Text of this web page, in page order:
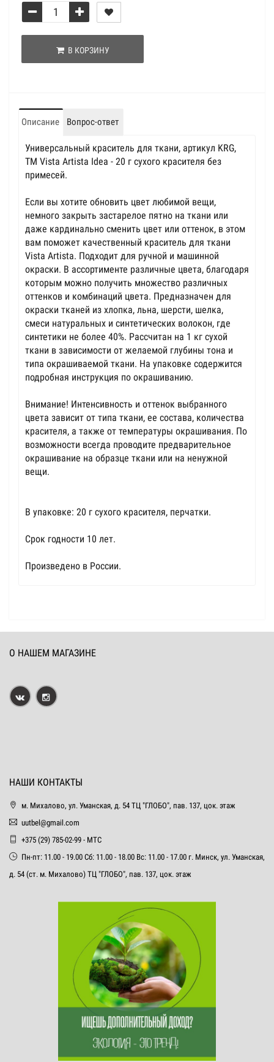
В КОРЗИНУ
Описание Вопрос-ответ
Универсальный краситель для ткани, артикул KRG,
TM Vista Artista Idea - 20 г сухого красителя без
примесей.
Если вы хотите обновить цвет любимой вещи,
немного закрыть застарелое пятно на ткани или
даже кардинально сменить цвет или оттенок, в этом
вам поможет качественный краситель для ткани
Vista Artista. Подходит для ручной и машинной
окраски. В ассортименте различные цвета, благодаря
которым можно получить множество различных
оттенков и комбинаций цвета. Предназначен для
окраски тканей из хлопка, льна, шерсти, шелка,
смеси натуральных и синтетических волокон, где
синтетики не более 40%. Рассчитан на 1 кг сухой
ткани в зависимости от желаемой глубины тона и
типа окрашиваемой ткани. На упаковке содержится
подробная инструкция по окрашиванию.
Внимание! Интенсивность и оттенок выбранного
цвета зависит от типа ткани, ее состава, количества
красителя, а также от температуры окрашивания. По
возможности всегда проводите предварительное
окрашивание на образце ткани или на ненужной
вещи.
В упаковке: 20 г сухого красителя, перчатки.
Срок годности 10 лет.
Произведено в России.
О НАШЕМ МАГАЗИНЕ
НАШИ КОНТАКТЫ
м. Михалово, ул. Уманская, д. 54 ТЦ "ГЛОБО", пав. 137, цок. этаж
uutbel@gmail.com
+375 (29) 785-02-99 - МТС
Пн-пт: 11.00 - 19.00 Сб: 11.00 - 18.00 Вс: 11.00 - 17.00 г. Минск, ул. Уманская,
д. 54 (ст. м. Михалово) ТЦ "ГЛОБО", пав. 137, цок. этаж